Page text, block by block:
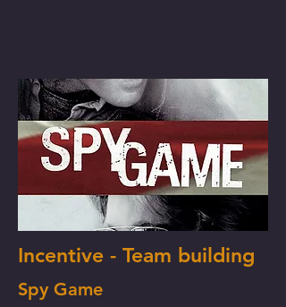
Incentive - Team building
Spy Game